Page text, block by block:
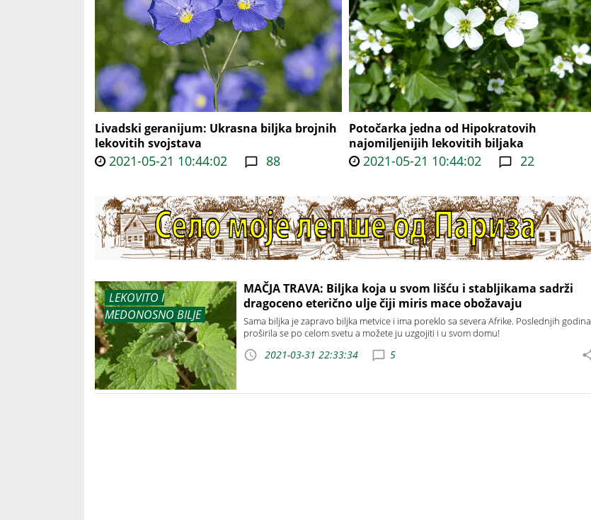
Livadski geranijum: Ukrasna biljka brojnih
lekovitih svojstava
2021-05-21 10:44:02 88
Potočarka jedna od Hipokratovih
najomiljenijih lekovitih biljaka
2021-05-21 10:44:02 22
LEKOVITO I
MEDONOSNO BILJE
MAČJA TRAVA: Biljka koja u svom lišću i stabljikama sadrži
dragoceno eterično ulje čiji miris mace obožavaju
Sama biljka je zapravo biljka metvice i ima poreklo sa severa Afrike. Poslednjih godina
proširila se po celom svetu a možete ju uzgojiti i u svom domu!
2021-03-31 22:33:34 5